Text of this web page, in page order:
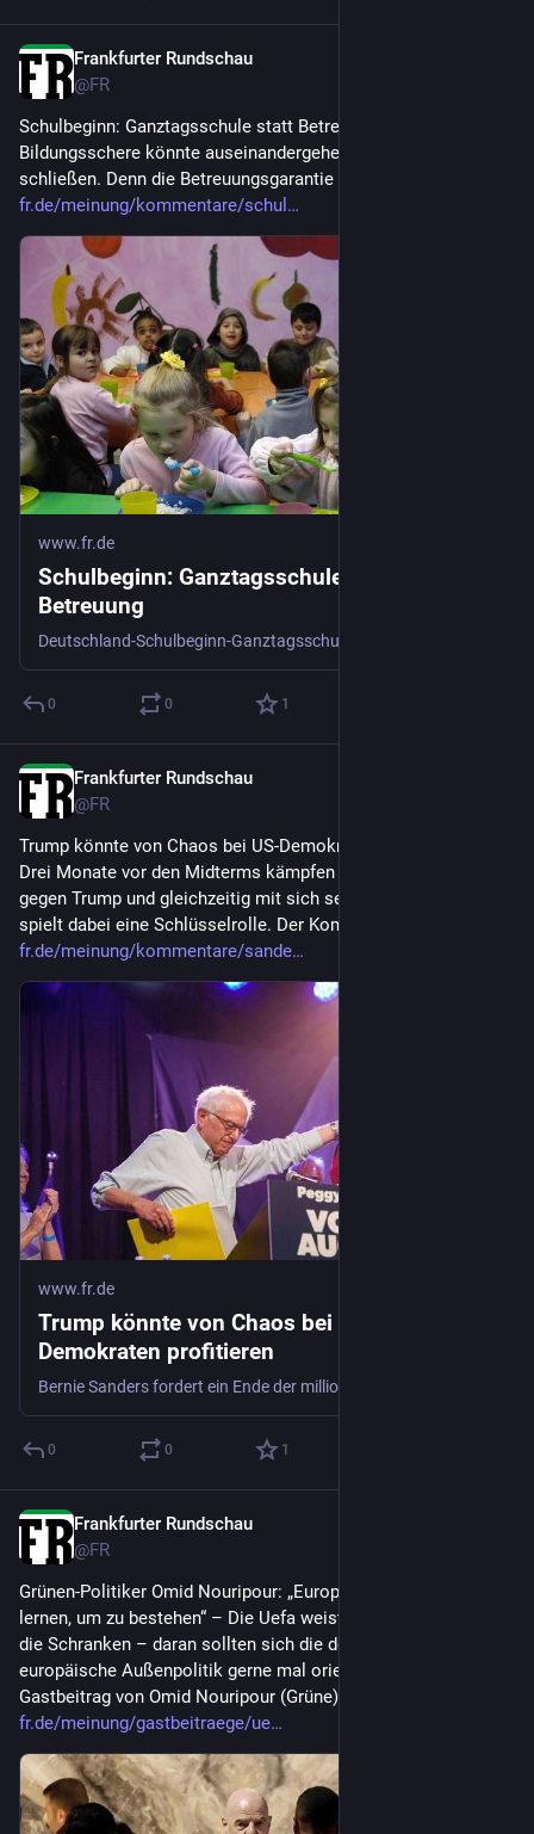
Frankfurter Rundschau
@FR
Schulbeginn: Ganztagsschule statt Betreuung – Die
Bildungsschere könnte auseinandergehen, statt sich zu
schließen. Denn die Betreuungsgarantie ist falsch konstruiert.
fr.de/meinung/kommentare/schul
www.fr.de
Schulbeginn: Ganztagsschule statt
Betreuung
0 0 1
Frankfurter Rundschau
@FR
Trump könnte von Chaos bei US-Demokraten profitieren –
Drei Monate vor den Midterms kämpfen die US-Demokraten
gegen Trump und gleichzeitig mit sich selbst - Bernie Sanders
spielt dabei eine Schlüsselrolle. Der Kommentar.
fr.de/meinung/kommentare/sande
www.fr.de
Trump könnte von Chaos bei US-
Demokraten profitieren
0 0 1
Frankfurter Rundschau
@FR
Grünen-Politiker Omid Nouripour: „Europa muss von der Uefa
lernen, um zu bestehen“ – Die Uefa weist Gianni Infantino in
die Schranken – daran sollten sich die deutsche und die
europäische Außenpolitik gerne mal orientieren. Ein
Gastbeitrag von Omid Nouripour (Grüne).
fr.de/meinung/gastbeitraege/ue